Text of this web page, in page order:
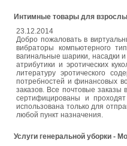
Интимные товары для
23.12.2014
Добро пожаловать в
вибраторы компьютерного
вагинальные шарики, насадки
атрибутики и эротических
литературу эротического
потребностей и финансовых
заказов. Все почтовые
сертифицированы и
использована только для
любой пункт назначения.
Услуги генеральной уборки -